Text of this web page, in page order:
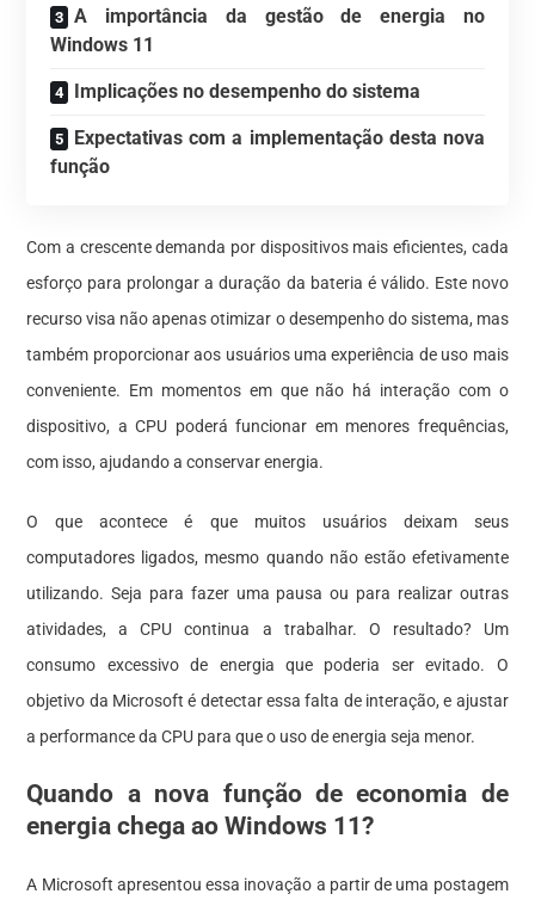
A importância da gestão de energia no
Windows 11
Implicações no desempenho do sistema
Expectativas com a implementação desta nova
função
Com a crescente demanda por dispositivos mais eficientes, cada
esforço para prolongar a duração da bateria é válido. Este novo
recurso visa não apenas otimizar o desempenho do sistema, mas
também proporcionar aos usuários uma experiência de uso mais
conveniente. Em momentos em que não há interação com o
dispositivo, a CPU poderá funcionar em menores frequências,
com isso, ajudando a conservar energia.
O que acontece é que muitos usuários deixam seus
computadores ligados, mesmo quando não estão efetivamente
utilizando. Seja para fazer uma pausa ou para realizar outras
atividades, a CPU continua a trabalhar. O resultado? Um
consumo excessivo de energia que poderia ser evitado. O
objetivo da Microsoft é detectar essa falta de interação, e ajustar
a performance da CPU para que o uso de energia seja menor.
Quando a nova função de economia de
energia chega ao Windows 11?
A Microsoft apresentou essa inovação a partir de uma postagem